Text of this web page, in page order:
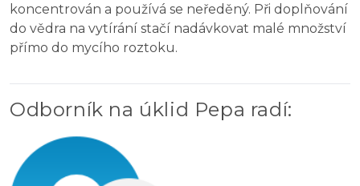
koncentrován a používá se neředěný. Při doplňování
do vědra na vytírání stačí nadávkovat malé množství
přímo do mycího roztoku.
Odborník na úklid Pepa radí: